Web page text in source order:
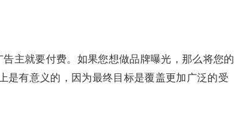
主就要付费。如果您想做品牌曝光，那么将您的
是有意义的，因为最终目标是覆盖更加广泛的受